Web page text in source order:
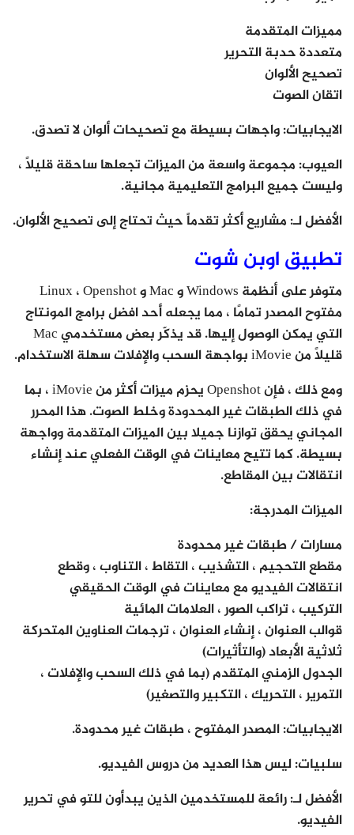
مميزات المتقدمة
متعددة حدبة التحرير
تصحيح الألوان
اتقان الصوت
الايجابيات: واجهات بسيطة مع تصحيحات ألوان لا تصدق.
العيوب: مجموعة واسعة من الميزات تجعلها ساحقة قليلاً ،
وليست جميع البرامج التعليمية مجانية.
الأفضل لـ: مشاريع أكثر تقدماً حيث تحتاج إلى تصحيح الألوان.
تطبيق اوبن شوت
متوفر على أنظمة Windows و Mac و Linux ،
Openshot
مفتوح المصدر تمامًا ، مما يجعله أحد افضل برامج المونتاج
التي يمكن الوصول إليها. قد يذكّر بعض مستخدمي Mac
قليلاً من iMovie بواجهة السحب والإفلات سهلة الاستخدام.
ومع ذلك ، فإن Openshot يحزم ميزات أكثر من iMovie ، بما
في ذلك الطبقات غير المحدودة وخلط الصوت. هذا المحرر
المجاني يحقق توازنا جميلا بين الميزات المتقدمة وواجهة
بسيطة. كما تتيح معاينات في الوقت الفعلي عند إنشاء
انتقالات بين المقاطع.
الميزات المدرجة:
مسارات / طبقات غير محدودة
مقطع التحجيم ، التشذيب ، التقاط ، التناوب ، وقطع
انتقالات الفيديو مع معاينات في الوقت الحقيقي
التركيب ، تراكب الصور ، العلامات المائية
قوالب العنوان ، إنشاء العنوان ، ترجمات العناوين المتحركة
ثلاثية الأبعاد (والتأثيرات)
الجدول الزمني المتقدم (بما في ذلك السحب والإفلات ،
التمرير ، التحريك ، التكبير والتصغير)
الايجابيات: المصدر المفتوح ، طبقات غير محدودة.
سلبيات: ليس هذا العديد من دروس الفيديو.
الأفضل لـ: رائعة للمستخدمين الذين يبدأون للتو في تحرير
الفيديو.